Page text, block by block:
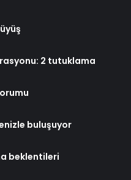
2 tutuklama
buluşuyor
beklentileri